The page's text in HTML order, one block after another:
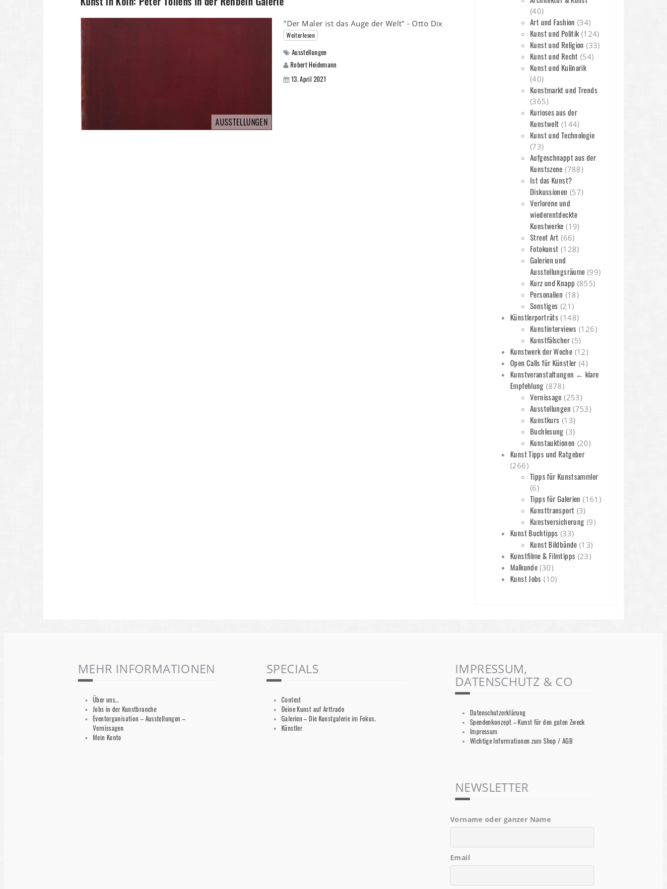
AUSSTELLUNGEN
"Der Maler ist das Auge der Welt" - Otto Dix
Weiterlesen
Ausstellungen
Robert Heidemann
13. April 2021
(40)
Art und Fashion (34)
Kunst und Politik(124)
Kunst und Religion (33)
Kunst und Recht (54)
Kunst und Kulinarik
(40)
Kunstmarkt und Trends
(365)
Kurioses aus der
Kunstwelt (144)
Kunst und Technologie
(73)
Aufgeschnappt aus der
Kunstszene (788)
Ist das Kunst?
Diskussionen (57)
Verlorene und
wiederentdeckte
Kunstwerke (19)
Street Art (66)
Fotokunst (128)
Galerien und
Ausstellungsräume (99)
Kurz und Knapp (855)
Personalien (18)
Sonstiges (21)
Künstlerporträts (148)
Kunstinterviews (126)
Kunstfälscher(5)
Kunstwerk der Woche (12)
Open Calls für Künstler (4)
Kunstveranstaltungen ← klare
Empfehlung (878)
Vernissage (253)
Ausstellungen (753)
Kunstkurs (13)
Buchlesung (3)
Kunstauktionen (20)
Kunst Tipps und Ratgeber
(266)
Tipps für Kunstsammler
(6)
Tipps für Galerien (161)
Kunsttransport (3)
Kunstversicherung (9)
Kunst Buchtipps (33)
Kunst Bildbände (13)
Kunstfilme & Filmtipps (23)
Malkunde (30)
Kunst Jobs (10)
MEHR INFORMATIONEN
Über uns…
Jobs in der Kunstbranche
Eventorganisation – Ausstellungen –
Vernissagen
Mein Konto
SPECIALS
Contest
Deine Kunst auf Arttrado
Galerien – Die Kunstgalerie im Fokus.
Künstler
IMPRESSUM,
DATENSCHUTZ & CO
Datenschutzerklärung
Spendenkonzept – Kunst für den guten Zweck
Impressum
Wichtige Informationen zum Shop / AGB
NEWSLETTER
Vorname oder ganzer Name
Email